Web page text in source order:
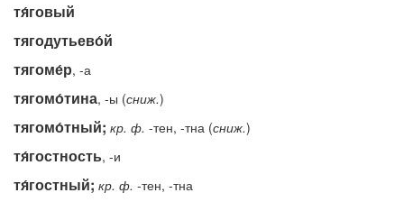
тя́говый
тягодутьево́й
тягоме́р, -а
тягомо́тина, -ы (сниж.)
тягомо́тный; кр. ф. -тен, -тна (сниж.)
тя́гостность, -и
тя́гостный; кр. ф. -тен, -тна